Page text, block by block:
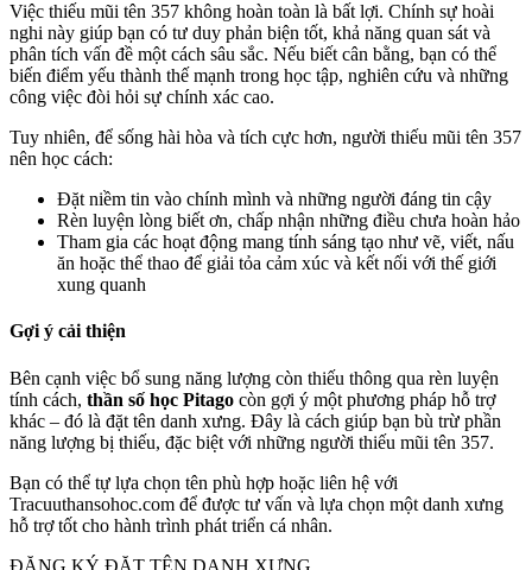
Việc thiếu mũi tên 357 không hoàn toàn là bất lợi. Chính sự hoài
nghi này giúp bạn có tư duy phản biện tốt, khả năng quan sát và
phân tích vấn đề một cách sâu sắc. Nếu biết cân bằng, bạn có thể
biến điểm yếu thành thế mạnh trong học tập, nghiên cứu và những
công việc đòi hỏi sự chính xác cao.
Tuy nhiên, để sống hài hòa và tích cực hơn, người thiếu mũi tên 357
nên học cách:
Đặt niềm tin vào chính mình và những người đáng tin cậy
Rèn luyện lòng biết ơn, chấp nhận những điều chưa hoàn hảo
Tham gia các hoạt động mang tính sáng tạo như vẽ, viết, nấu
ăn hoặc thể thao để giải tỏa cảm xúc và kết nối với thế giới
xung quanh
Gợi ý cải thiện
Bên cạnh việc bổ sung năng lượng còn thiếu thông qua rèn luyện
tính cách, thần số học Pitago còn gợi ý một phương pháp hỗ trợ
khác – đó là đặt tên danh xưng. Đây là cách giúp bạn bù trừ phần
năng lượng bị thiếu, đặc biệt với những người thiếu mũi tên 357.
Bạn có thể tự lựa chọn tên phù hợp hoặc liên hệ với
Tracuuthansohoc.com để được tư vấn và lựa chọn một danh xưng
hỗ trợ tốt cho hành trình phát triển cá nhân.
ĐĂNG KÝ ĐẶT TÊN DANH XƯNG